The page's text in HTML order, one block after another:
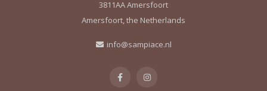
3811AA Amersfoort
Amersfoort, the Netherlands
info@sampiace.nl
NO, THANKS